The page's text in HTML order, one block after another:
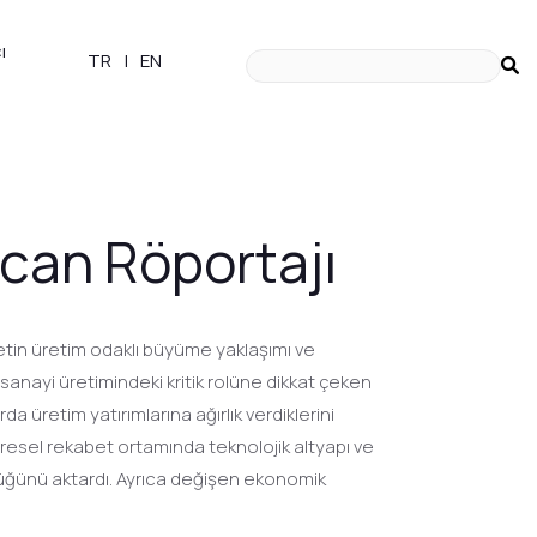
TR | EN
Röportajı
üretim odaklı büyüme yaklaşımı ve
üretimindeki kritik rolüne dikkat çeken
üretim yatırımlarına ağırlık verdiklerini
rekabet ortamında teknolojik altyapı ve
aktardı. Ayrıca değişen ekonomik